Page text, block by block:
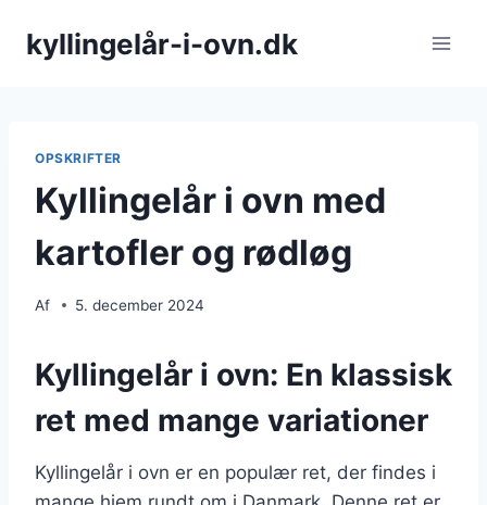
kyllingelår-i-ovn.dk
OPSKRIFTER
Kyllingelår i ovn med
kartofler og rødløg
Af 5. december 2024
Kyllingelår i ovn: En klassisk
ret med mange variationer
Kyllingelår i ovn er en populær ret, der findes i